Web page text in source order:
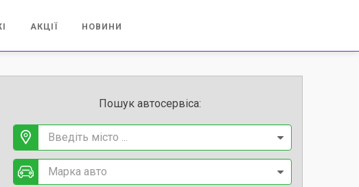
АКЦІЇ НОВИНИ
Пошук автосервіса:
Введіть місто ...
Марка авто